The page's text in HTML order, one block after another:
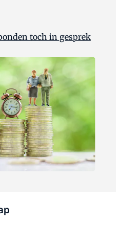
toch in gesprek